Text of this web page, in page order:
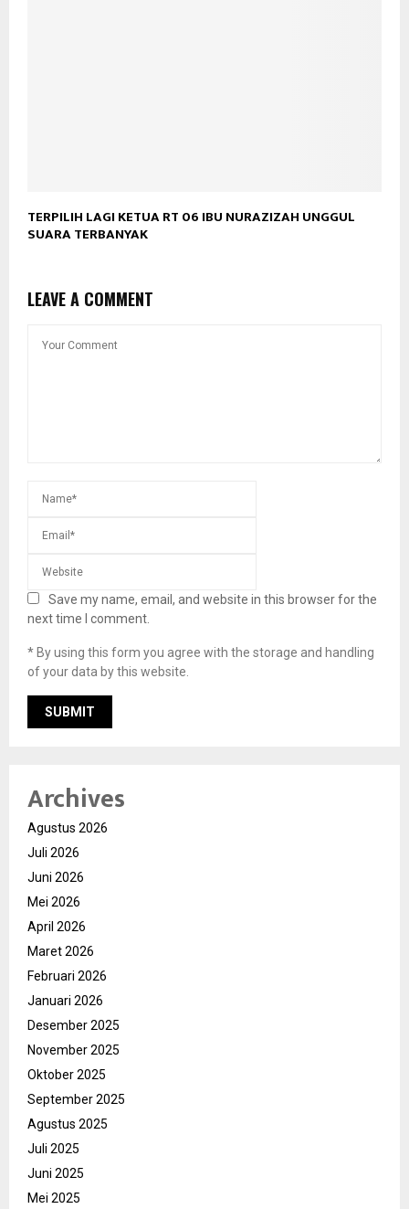
TERPILIH LAGI KETUA RT 06 IBU NURAZIZAH UNGGUL
SUARA TERBANYAK
LEAVE A COMMENT
Save my name, email, and website in this browser for the
next time I comment.
* By using this form you agree with the storage and handling
of your data by this website.
Archives
Agustus 2026
Juli 2026
Juni 2026
Mei 2026
April 2026
Maret 2026
Februari 2026
Januari 2026
Desember 2025
November 2025
Oktober 2025
September 2025
Agustus 2025
Juli 2025
Juni 2025
Mei 2025